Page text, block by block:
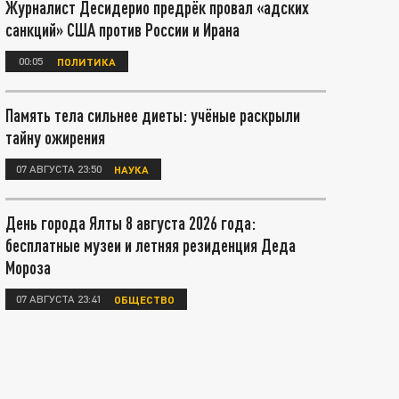
Журналист Десидерио предрёк провал «адских
санкций» США против России и Ирана
00:05 ПОЛИТИКА
Память тела сильнее диеты: учёные раскрыли
тайну ожирения
07 АВГУСТА 23:50 НАУКА
День города Ялты 8 августа 2026 года:
бесплатные музеи и летняя резиденция Деда
Мороза
07 АВГУСТА 23:41 ОБЩЕСТВО